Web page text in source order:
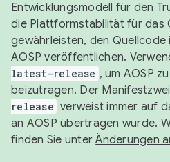
Entwicklungsmodell für den
die Plattformstabilität für das
gewährleisten, den Quellcode
AOSP veröffentlichen.
latest-release , um AOSP
beizutragen. Der
release verweist immer auf
an AOSP übertragen wurde.
finden Sie unterÄnderungen